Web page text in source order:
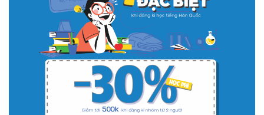
- Đại học Kiến trúc...
Thông tin tuyển sinh đại học 2025 Khoa kỹ thuật hạ tầng và môi trường
đô thị - Đại học Kiến trúc Hà Nội Tuyển sinh đại học với 280 chỉ tiêu, thời
gian đào tạo 4,5 năm
# 05.04.2020 | 20:30
GIAO LƯU TRỰC TUYẾN - TƯ VẤN TUYỂN SINH ĐẠI HỌC
CHÍNH QUY ĐẠI HỌC KIẾN TRÚC NĂM...
Năm nay, kỳ thi THPT quốc gia dự kiến diễn ra vào tháng 8. Trường Đại